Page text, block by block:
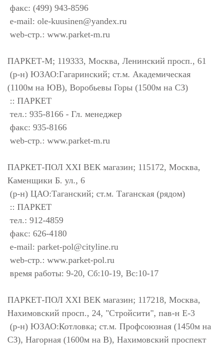
факс: (499) 943-8596
e-mail: ole-kuusinen@yandex.ru
web-стр.: www.parket-m.ru
ПАРКЕТ-М; 119333, Москва, Ленинский просп., 61
(р-н) ЮЗАО:Гагаринский; ст.м. Академическая
(1100м на ЮВ), Воробьевы Горы (1500м на СЗ)
:: ПАРКЕТ
тел.: 935-8166 - Гл. менеджер
факс: 935-8166
web-стр.: www.parket-m.ru
ПАРКЕТ-ПОЛ XXI ВЕК магазин; 115172, Москва,
Каменщики Б. ул., 6
(р-н) ЦАО:Таганский; ст.м. Таганская (рядом)
:: ПАРКЕТ
тел.: 912-4859
факс: 626-4180
e-mail: parket-pol@cityline.ru
web-стр.: www.parket-pol.ru
время работы: 9-20, Сб:10-19, Вс:10-17
ПАРКЕТ-ПОЛ XXI ВЕК магазин; 117218, Москва,
Нахимовский просп., 24, "Стройсити", пав-н Е-3
(р-н) ЮЗАО:Котловка; ст.м. Профсоюзная (1450м на
СЗ), Нагорная (1600м на В), Нахимовский проспект